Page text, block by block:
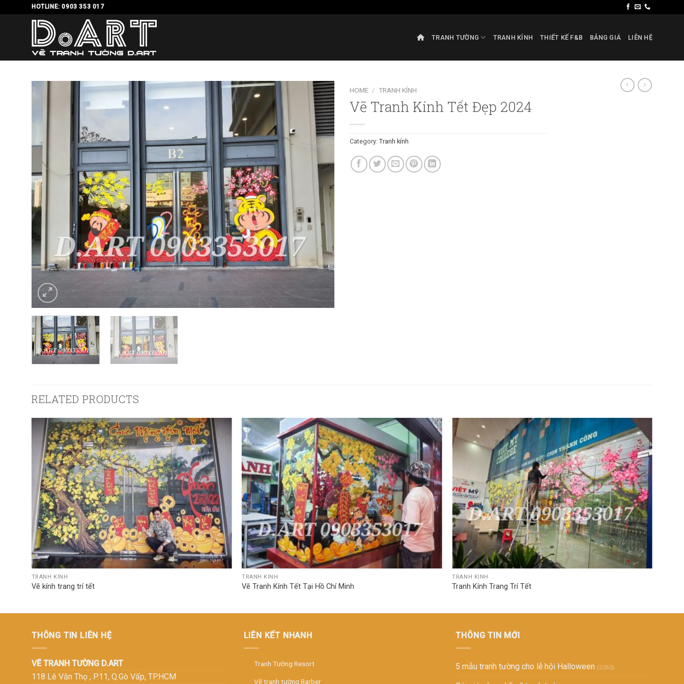
HOTLINE: 0903 353 017
TRANH TƯỜNG TRANH KÍNH THIẾT KẾ F&B BẢNG GIÁ LIÊN HỆ
HOME / TRANH KÍNH
Vẽ Tranh Kính Tết Đẹp 2024
Category: Tranh kính
RELATED PRODUCTS
TRANH KÍNH
Vẽ kính trang trí tết
TRANH KÍNH
Vẽ Tranh Kính Tết Tại Hồ Chí Minh
TRANH KÍNH
Tranh Kính Trang Trí Tết
THÔNG TIN LIÊN HỆ
VẼ TRANH TƯỜNG D.ART
118 Lê Văn Thọ , P.11, Q.Gò Vấp, TP.HCM
LIÊN KẾT NHANH
Tranh Tường Resort
Vẽ tranh tường Barber
THÔNG TIN MỚI
5 mẫu tranh tường cho lễ hội Halloween (2,062)